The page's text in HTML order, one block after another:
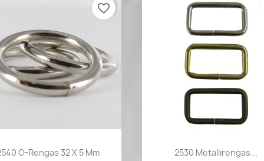
Pikakatselu
O-Rengas 32 X 5 Mm
favorite_border
 Pikakatselu
2530 Metallirengas...